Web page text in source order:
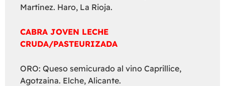
Martínez. Haro, La Rioja.
CABRA JOVEN LECHE
CRUDA/PASTEURIZADA
ORO: Queso semicurado al vino Caprillice,
Agotzaina. Elche, Alicante.